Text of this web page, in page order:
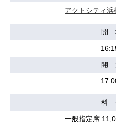
アクトシティ浜
開
開
料
一般指定席